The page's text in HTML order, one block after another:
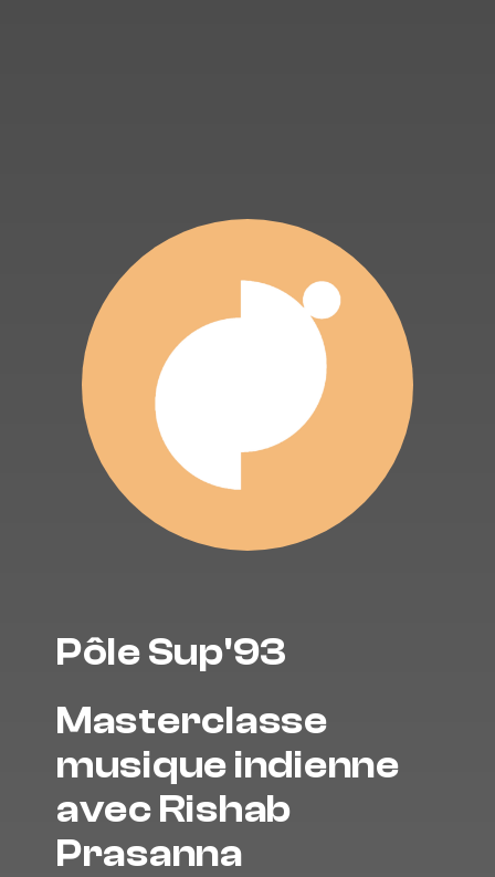
Pôle Sup'93
Masterclasse
musique indienne
avec Rishab
Prasanna